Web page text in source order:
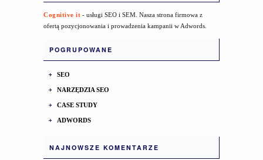
Cognitive it - usługi SEO i SEM. Nasza strona firmowa z
ofertą pozycjonowania i prowadzenia kampanii w Adwords.
POGRUPOWANE
SEO
NARZĘDZIA SEO
CASE STUDY
ADWORDS
NAJNOWSZE KOMENTARZE